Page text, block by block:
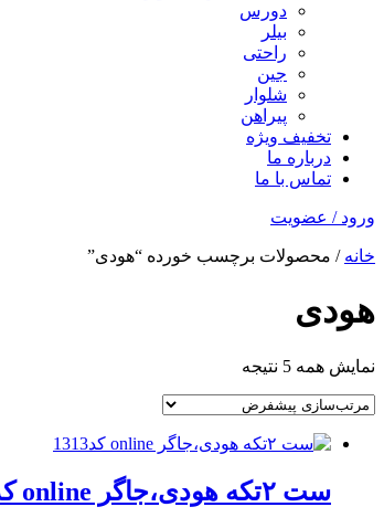
دورس
بیلر
راحتی
جین
شلوار
پیراهن
تخفیف ویژه
درباره ما
تماس با ما
ورود / عضویت
خانه / محصولات برچسب خورده “هودی”
هودی
نمایش همه 5 نتیجه
ست ۲تکه هودی،جاگر online کد1313